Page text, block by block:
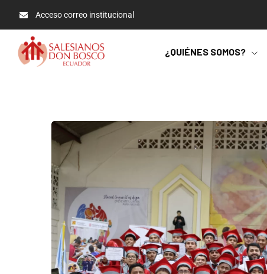
Acceso correo institucional
¿QUIÉNES SOMOS?